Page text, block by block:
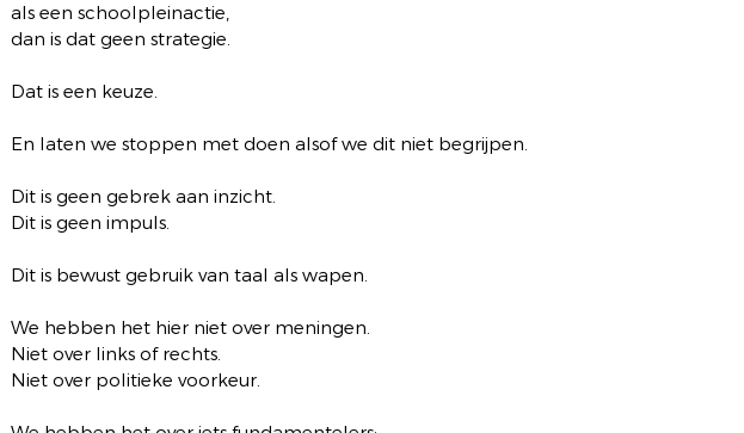
als een schoolpleinactie,
dan is dat geen strategie.
Dat is een keuze.
En laten we stoppen met doen alsof we dit niet begrijpen.
Dit is geen gebrek aan inzicht.
Dit is geen impuls.
Dit is bewust gebruik van taal als wapen.
We hebben het hier niet over meningen.
Niet over links of rechts.
Niet over politieke voorkeur.